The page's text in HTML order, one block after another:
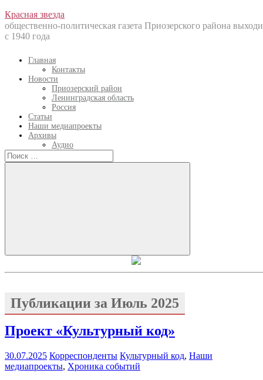
Перейти
к
содержанию
Красная звезда
общественно-политическая газета Приозерского района
с 1940 года
Главная
Контакты
Новости
Приозерский район
Ленинградская область
Россия
Статьи
Наши медиапроекты
Архивы
Аудио
Искать:
Искать
Публикации за Июль 2025
Проект «Культурный код»
30.07.2025 Корреспонденты Культурный код, Наши
медиапроекты, Хроника событий